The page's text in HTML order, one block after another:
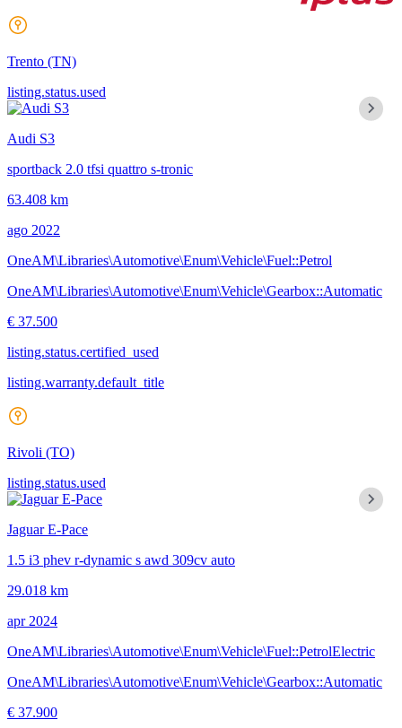
Trento (TN)
listing.status.used
Audi S3
sportback 2.0 tfsi quattro s-tronic
63.408 km
ago 2022
OneAM\Libraries\Automotive\Enum\Vehicle\Fuel::Petrol
OneAM\Libraries\Automotive\Enum\Vehicle\Gearbox::Automatic
€ 37.500
listing.status.certified_used
listing.warranty.default_title
Rivoli (TO)
listing.status.used
Jaguar E-Pace
1.5 i3 phev r-dynamic s awd 309cv auto
29.018 km
apr 2024
OneAM\Libraries\Automotive\Enum\Vehicle\Fuel::PetrolElectric
OneAM\Libraries\Automotive\Enum\Vehicle\Gearbox::Automatic
€ 37.900